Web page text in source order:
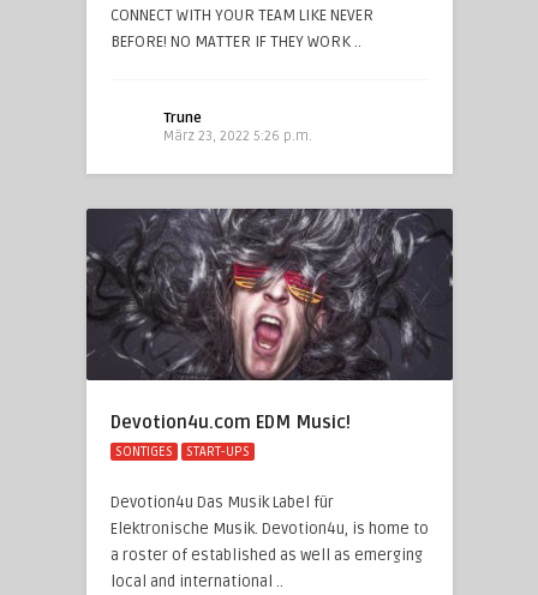
CONNECT WITH YOUR TEAM LIKE NEVER
BEFORE! NO MATTER IF THEY WORK ..
Trune
März 23, 2022 5:26 p.m.
Devotion4u.com EDM Music!
SONTIGES START-UPS
Devotion4u Das Musik Label für
Elektronische Musik. Devotion4u, is home to
a roster of established as well as emerging
local and international ..